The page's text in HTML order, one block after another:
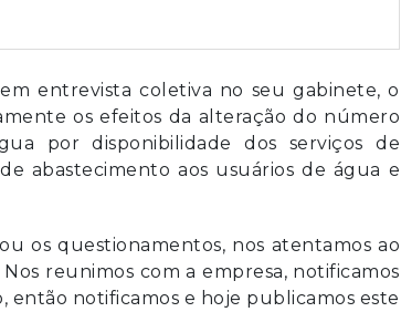
entrevista coletiva no seu gabinete, o
os efeitos da alteração do número
por disponibilidade dos serviços de
abastecimento aos usuários de água e
os questionamentos, nos atentamos ao
reunimos com a empresa, notificamos
então notificamos e hoje publicamos este